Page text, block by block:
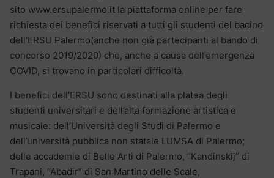
sito www.ersupalermo.it la piattaforma online per fare
richiesta dei benefici riservati a tutti gli studenti del bacino
dell’ERSU Palermo(anche non già partecipanti al bando di
concorso 2019/2020) che, anche a causa dell’emergenza
COVID, si trovano in particolari difficoltà.
I benefici dell’ERSU sono destinati alla platea degli
studenti universitari e dell’alta formazione artistica e
musicale: dell’Università degli Studi di Palermo e
dell’università pubblica non statale LUMSA di Palermo;
delle accademie di Belle Arti di Palermo, “Kandinskij” di
Trapani, “Abadir” di San Martino delle Scale,